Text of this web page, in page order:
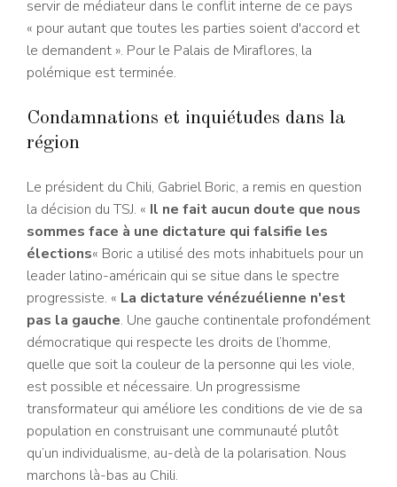
servir de médiateur dans le conflit interne de ce pays
« pour autant que toutes les parties soient d'accord et
le demandent ». Pour le Palais de Miraflores, la
polémique est terminée.
Condamnations et inquiétudes dans la
région
Le président du Chili, Gabriel Boric, a remis en question
la décision du TSJ. « Il ne fait aucun doute que nous
sommes face à une dictature qui falsifie les
élections« Boric a utilisé des mots inhabituels pour un
leader latino-américain qui se situe dans le spectre
progressiste. « La dictature vénézuélienne n'est
pas la gauche. Une gauche continentale profondément
démocratique qui respecte les droits de l’homme,
quelle que soit la couleur de la personne qui les viole,
est possible et nécessaire. Un progressisme
transformateur qui améliore les conditions de vie de sa
population en construisant une communauté plutôt
qu’un individualisme, au-delà de la polarisation. Nous
marchons là-bas au Chili.